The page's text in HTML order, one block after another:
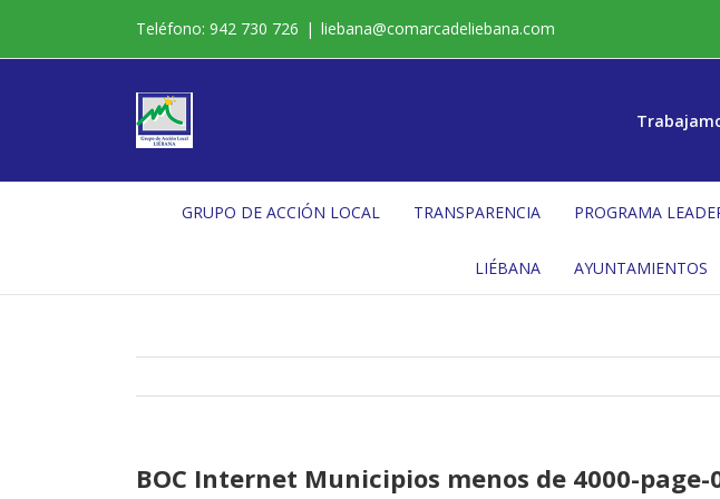
contenido
Teléfono: 942 730 726 | liebana@comarcadeliebana.com
GRUPO DE ACCIÓN LOCAL TRANSPARENCIA PROGRAMA
LIÉBANA AYUNTAMIENTOS
BOC Internet Municipios menos de 4000-page-